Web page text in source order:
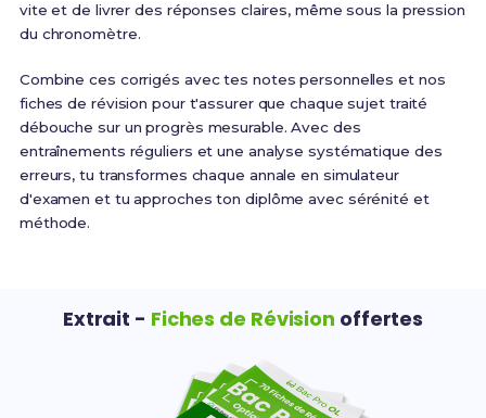
vite et de livrer des réponses claires, même sous la pression
du chronomètre.
Combine ces corrigés avec tes notes personnelles et nos
fiches de révision pour t'assurer que chaque sujet traité
débouche sur un progrès mesurable. Avec des
entraînements réguliers et une analyse systématique des
erreurs, tu transformes chaque annale en simulateur
d'examen et tu approches ton diplôme avec sérénité et
méthode.
Extrait - Fiches de Révision offertes